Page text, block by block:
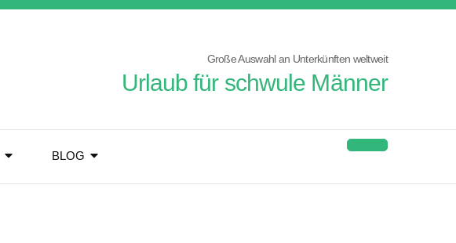
Große Auswahl an Unterkünften weltweit
Urlaub für schwule Männer
BLOG